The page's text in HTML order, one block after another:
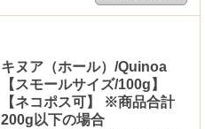
キヌア（ホール）/Quinoa
【スモールサイズ/100g】
【ネコポス可】 ※商品合計
200g以下の場合